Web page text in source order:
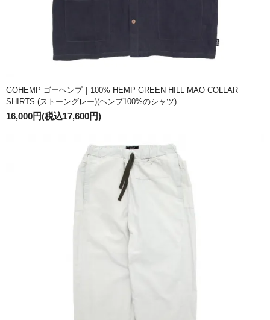
GOHEMP ゴーヘンプ｜100% HEMP GREEN HILL MAO COLLAR
SHIRTS (ストーングレー)(ヘンプ100%のシャツ)
16,000円(税込17,600円)